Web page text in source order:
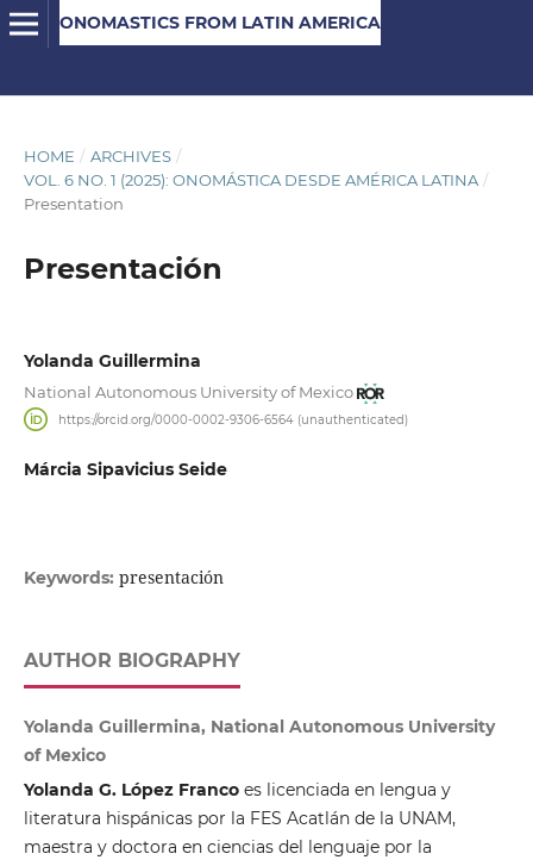
ONOMASTICS FROM LATIN AMERICA
HOME / ARCHIVES /
VOL. 6 NO. 1 (2025): ONOMÁSTICA DESDE AMÉRICA LATINA /
Presentation
Presentación
Yolanda Guillermina
National Autonomous University of Mexico
https://orcid.org/0000-0002-9306-6564 (unauthenticated)
Márcia Sipavicius Seide
Keywords: presentación
AUTHOR BIOGRAPHY
Yolanda Guillermina, National Autonomous University
of Mexico
Yolanda G. López Francoes licenciada en lengua y
literatura hispánicas por la FES Acatlán de la UNAM,
maestra y doctora en ciencias del lenguaje por la